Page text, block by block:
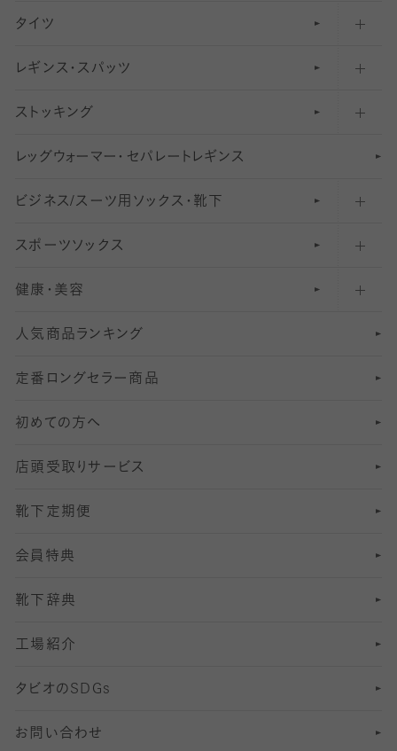
無地・プレーンソックス・靴下
柄ソックス・靴下
スニーカー（くるぶし）用ソックス
アンクル・ショートソックス（くるぶし上）
クルーソックス（ふくらはぎ下）
ハイソックス
オーバーニー・ニーハイソックス
フットカバー・カバーソックス（ふつう）
フットカバー・カバーソックス（浅め）
タイツ
30デニール以下のタイツ（薄手タイツ）
31〜40デニールタイツ
41〜60デニールタイツ
61〜80デニールタイツ
81 〜110デニールタイツ
111〜210デニールタイツ
211デニールタイツ以上（防寒・厚手タイツ）
レギンス・スパッツ
柄レギンス
無地レギンス
レギンスパンツ（レギパン）
マタニティレギンス
5 分丈
6 分丈レギンス
7 分丈 レギンス
8分丈 レギンス
10分丈 レギンス
12分丈レギンス
13分丈レギンス
ストッキング
伝線しにくいストッキング
ショートストッキング
結婚式用ストッキング
美脚ストッキング
オールスルーストッキング
レッ グ ウォー マー ・ セパレー ト レ ギンス
ビジネス/スーツ用 ソックス・靴下
匠シリーズ
フレッシャーズ向けソックス・靴下
冠婚葬祭向けソックス・靴下
スーツカジュアルソックス・靴下
ロングホーズ
スポーツソックス
ランニングソックス・靴下
ゴルフソックス・靴下
サッカー・フットサル用ソックス
ヨガソックス・靴下
スポーツ用レッグウォーマー
SSサイズ（21～23cm）
Sサイズ（22～25cm）
Mサイズ（25～27cm）
Lサイズ（27～29cm）
健康・美容
インナーソックス
加圧・着圧ソックス
冷えとり靴下
着圧・加圧タイツ
むくみ対策
足の疲れ対策
足の臭い対策
冷え対策
靴ずれ対策
快適な睡眠対策
人気商品ランキング
定番ロングセラー商品
初めての方へ
店頭受取りサービス
靴下定期便
会員特典
靴下辞典
工場紹介
タビオのSDGs
お問い合わせ